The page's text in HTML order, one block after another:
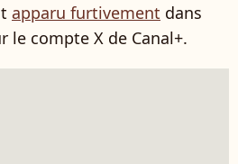
apparu furtivement dans
le compte X de Canal+.